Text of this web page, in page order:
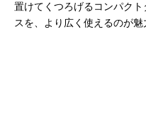
置けてくつろげるコンパク
スを、より広く使えるのが魅